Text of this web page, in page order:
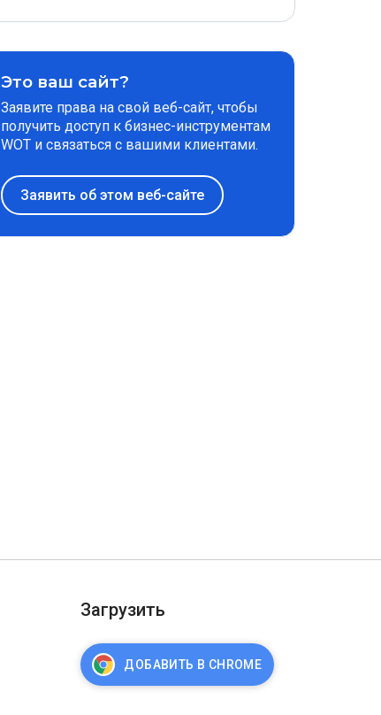
Это ваш сайт?
Заявите права на свой веб-сайт, чтобы
получить доступ к бизнес-инструментам
WOT и связаться с вашими клиентами.
Заявить об этом веб-сайте
Загрузить
ДОБАВИТЬ В CHROME